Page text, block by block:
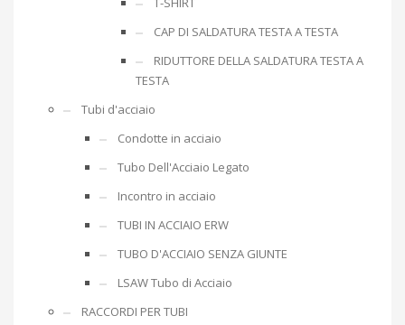
CAP DI SALDATURA TESTA A TESTA
RIDUTTORE DELLA SALDATURA TESTA A
TESTA
Tubi d'acciaio
Condotte in acciaio
Tubo Dell'Acciaio Legato
Incontro in acciaio
TUBI IN ACCIAIO ERW
TUBO D'ACCIAIO SENZA GIUNTE
LSAW Tubo di Acciaio
RACCORDI PER TUBI